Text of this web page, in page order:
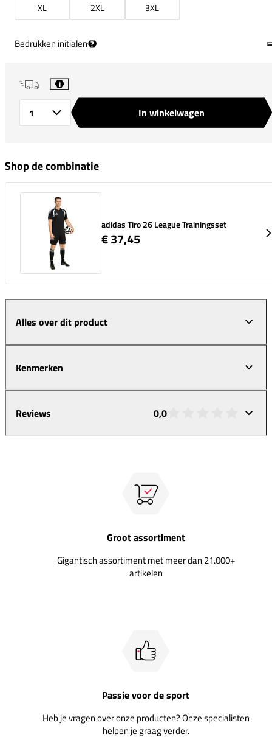
XL
2XL 3XL
Bedrukken initialen ?
i
In winkelwagen
Shop de combinatie
adidas Tiro 26 League Trainingsset
€ 37,45
Alles over dit product
Kenmerken
Reviews 0,0
Groot assortiment
Gigantisch assortiment met meer dan 21.000+
artikelen
Passie voor de sport
Heb je vragen over onze producten? Onze specialisten
helpen je graag verder.